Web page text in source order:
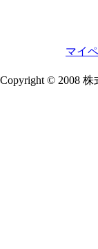
マイ
Copyright © 2008 株